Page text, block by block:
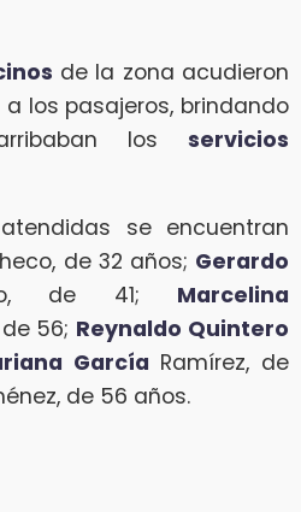
de la zona acudieron
a los pasajeros, brindando
los servicios
se encuentran
de 32 años; Gerardo
de 41; Marcelina
56; Reynaldo Quintero
García Ramírez, de
de 56 años.